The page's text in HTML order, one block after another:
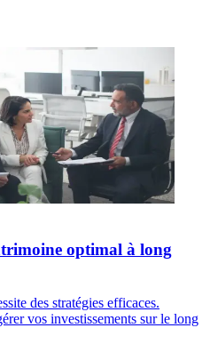
optimal à long
des stratégies efficaces.
vos investissements sur le long